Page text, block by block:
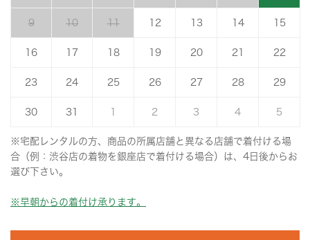
9 10 11 12 13 14 15
16 17 18 19 20 21 22
23 24 25 26 27 28 29
30 31 2 3 4 5
※宅配レンタルの方、商品の所属店舗と異なる店舗で着付ける場
合（例：渋谷店の着物を銀座店で着付ける場合）は、4日後からお
選び下さい。
※早朝からの着付け承ります。